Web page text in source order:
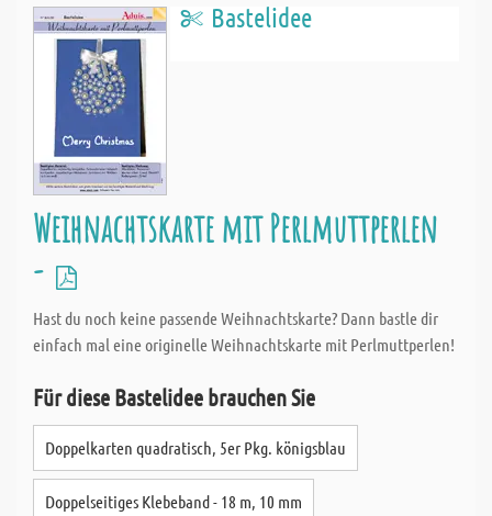
Bastelidee
Weihnachtskarte mit Perlmuttperlen
-
Hast du noch keine passende Weihnachtskarte? Dann bastle dir
einfach mal eine originelle Weihnachtskarte mit Perlmuttperlen!
Für diese Bastelidee brauchen Sie
Doppelkarten quadratisch, 5er Pkg. königsblau
Doppelseitiges Klebeband - 18 m, 10 mm